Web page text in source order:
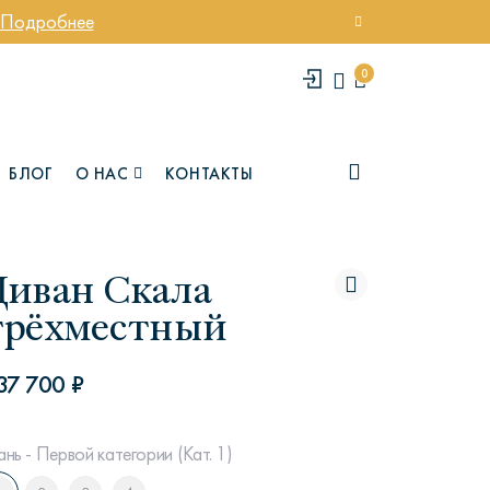
Подробнее
0
БЛОГ О НАС КОНТАКТЫ
Юми
Скала
700 ₽
- Первой категории (Кат. 1)